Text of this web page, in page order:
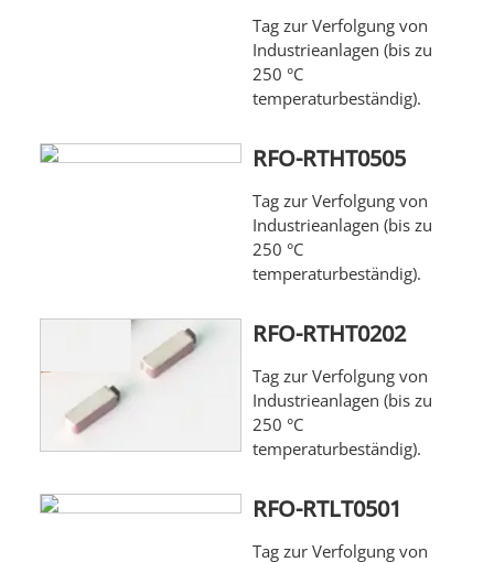
Tag zur Verfolgung von
Industrieanlagen (bis zu
250 °C
temperaturbeständig).
RFO-RTHT0505
Tag zur Verfolgung von
Industrieanlagen (bis zu
250 °C
temperaturbeständig).
RFO-RTHT0202
Tag zur Verfolgung von
Industrieanlagen (bis zu
250 °C
temperaturbeständig).
RFO-RTLT0501
Tag zur Verfolgung von